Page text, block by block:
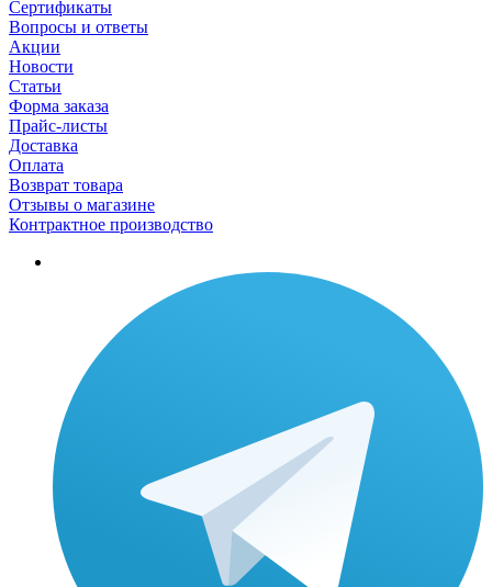
Сертификаты
Вопросы и ответы
Акции
Новости
Статьи
Форма заказа
Прайс-листы
Доставка
Оплата
Возврат товара
Отзывы о магазине
Контрактное производство